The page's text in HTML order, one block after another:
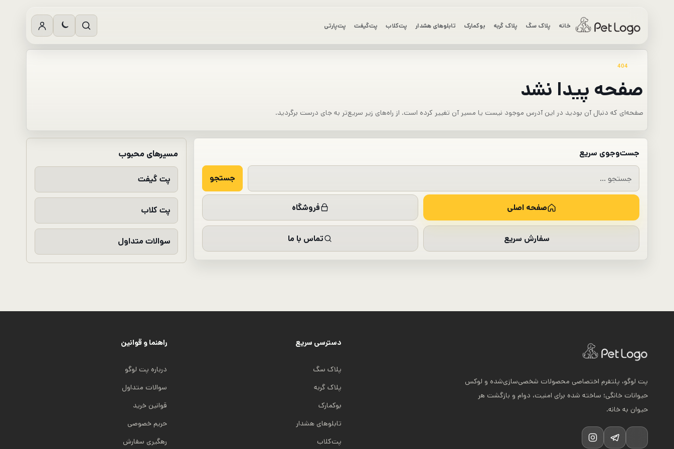
خانه پلاک سگ پلاک گربه بوکمارک تابلوهای هشدار پت‌کلاب پت‌گیفت پت‌پارتی
404
صفحه پیدا نشد
صفحه‌ای که دنبال آن بودید در این آدرس موجود نیست یا مسیر آن تغییر کرده است. از راه‌های زیر سریع‌تر به جای درست برگردید.
جست‌وجوی سریع
جستجو
برای:
صفحه اصلی فروشگاه
سفارش سریع تماس با ما
مسیرهای محبوب
پت گیفت
پت کلاب
سوالات متداول
پت لوگو، پلتفرم اختصاصی محصولات شخصی‌سازی‌شده و لوکس
حیوانات خانگی؛ ساخته شده برای امنیت، دوام و بازگشت هر
حیوان به خانه.
دسترسی سریع
پلاک سگ
پلاک گربه
بوکمارک
تابلوهای هشدار
پت‌کلاب
راهنما و قوانین
درباره پت لوگو
سوالات متداول
قوانین خرید
حریم خصوصی
رهگیری سفارش